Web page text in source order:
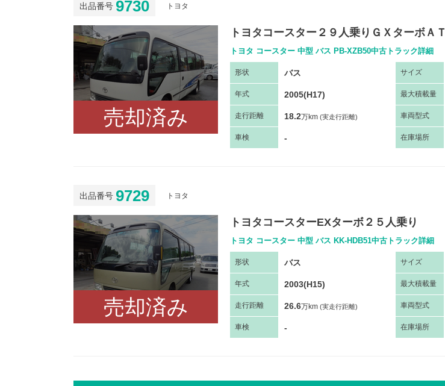
出品番号 9730 トヨタ
売却済み
トヨタコースター２９人乗りＧＸターボＡＴ
トヨタ コースター 中型 バス PB-XZB50中古トラック詳細
形状 バス サイズ
年式 2005(H17) 最大積載量
走行距離 18.2万km (実走行距離) 車両型式
車検 - 在庫場所
出品番号 9729 トヨタ
売却済み
トヨタコースターEXターボ２５人乗り
トヨタ コースター 中型 バス KK-HDB51中古トラック詳細
形状 バス サイズ
年式 2003(H15) 最大積載量
走行距離 26.6万km (実走行距離) 車両型式
車検 - 在庫場所